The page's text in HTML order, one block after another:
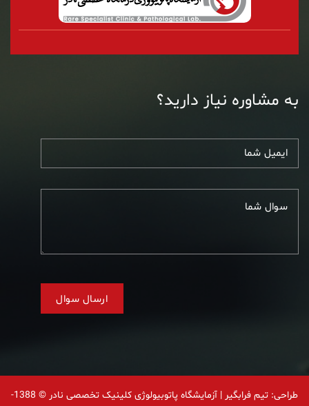
به مشاوره نیاز دارید؟
طراحی: تیم فرابگیر | آزمایشگاه پاتوبیولوژی کلینیک تخصصی نادر © 1388-